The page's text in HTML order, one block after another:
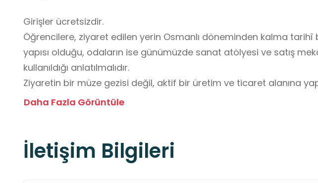
Girişler ücretsizdir.
Öğrencilere, ziyaret edilen yerin Osmanlı döneminden kalma tarihî
yapısı olduğu, odaların ise günümüzde sanat atölyesi ve satış
kullanıldığı anlatılmalıdır.
Ziyaretin bir müze gezisi değil, aktif bir üretim ve ticaret alanına
vurgulanmalıdır.
Sergilenen çini tabak, karo, vazo ve diğer seramik ürünlere kesinlikle
dokunulmamalıdır. Bu ürünler kırılgandır ve en ufak bir çarpma ile
Daha Fazla Görüntüle
İletişim Bilgileri